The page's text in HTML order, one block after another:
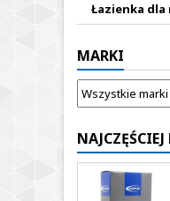
Łazienka dla
MARKI